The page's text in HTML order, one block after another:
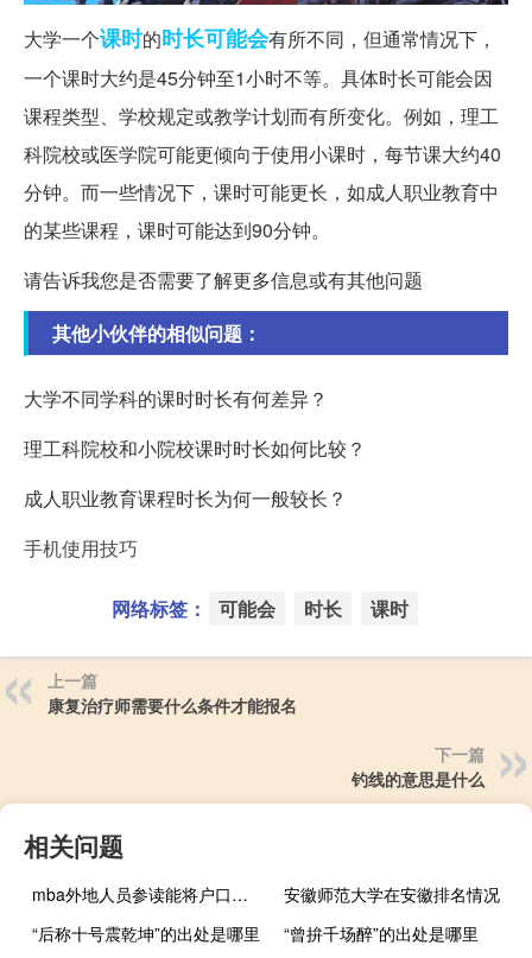
大学一个课时的时长可能会有所不同，但通常情况下，
一个课时大约是45分钟至1小时不等。具体时长可能会因
课程类型、学校规定或教学计划而有所变化。例如，理工
科院校或医学院可能更倾向于使用小课时，每节课大约40
分钟。而一些情况下，课时可能更长，如成人职业教育中
的某些课程，课时可能达到90分钟。
请告诉我您是否需要了解更多信息或有其他问题
其他小伙伴的相似问题：
大学不同学科的课时时长有何差异？
理工科院校和小院校课时时长如何比较？
成人职业教育课程时长为何一般较长？
手机使用技巧
网络标签： 可能会 时长 课时
上一篇
康复治疗师需要什么条件才能报名
下一篇
钓线的意思是什么
相关问题
mba外地人员参读能将户口落在院校中吗
安徽师范大学在安徽排名情况
“后称十号震乾坤”的出处是哪里
“曾拚千场醉”的出处是哪里